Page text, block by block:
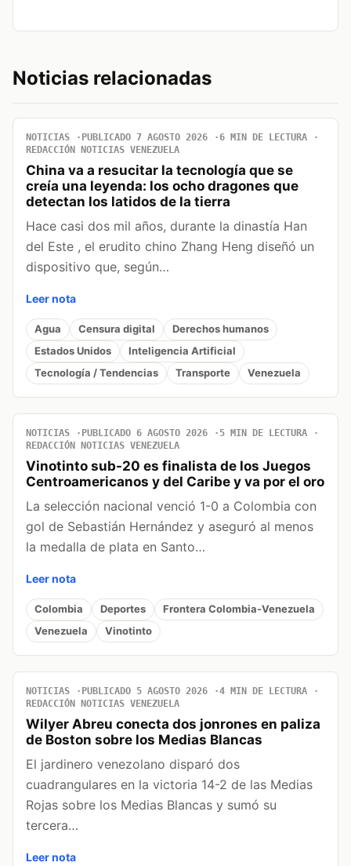
Noticias relacionadas
NOTICIAS PUBLICADO 7 AGOSTO 2026
6 MIN DE LECTURA
REDACCIÓN NOTICIAS VENEZUELA
China va a resucitar la tecnología que se
creía una leyenda: los ocho dragones que
detectan los latidos de la tierra
Hace casi dos mil años, durante la dinastía Han
del Este , el erudito chino Zhang Heng diseñó un
dispositivo que, según…
Leer nota
Agua Censura digital
Derechos humanos
Estados Unidos
Inteligencia Artificial
Tecnología / Tendencias
Transporte Venezuela
NOTICIAS PUBLICADO 6 AGOSTO 2026
5 MIN DE LECTURA
REDACCIÓN NOTICIAS VENEZUELA
Vinotinto sub-20 es finalista de los Juegos
Centroamericanos y del Caribe y va por el oro
La selección nacional venció 1-0 a Colombia con
gol de Sebastián Hernández y aseguró al menos
la medalla de plata en Santo…
Leer nota
Colombia Deportes
Frontera Colombia-Venezuela
Venezuela
Vinotinto
NOTICIAS PUBLICADO 5 AGOSTO 2026
4 MIN DE LECTURA
REDACCIÓN NOTICIAS VENEZUELA
Wilyer Abreu conecta dos jonrones en paliza
de Boston sobre los Medias Blancas
El jardinero venezolano disparó dos
cuadrangulares en la victoria 14-2 de las Medias
Rojas sobre los Medias Blancas y sumó su
tercera…
Leer nota